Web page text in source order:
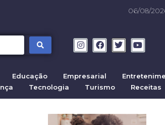
06/08/
Educação Empresarial
Tecnologia Turismo Receitas